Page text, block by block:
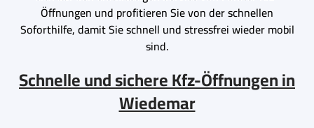
Öffnungen und profitieren Sie von der schnellen
Soforthilfe, damit Sie schnell und stressfrei wieder mobil
sind.
Schnelle und sichere Kfz-Öffnungen in
Wiedemar